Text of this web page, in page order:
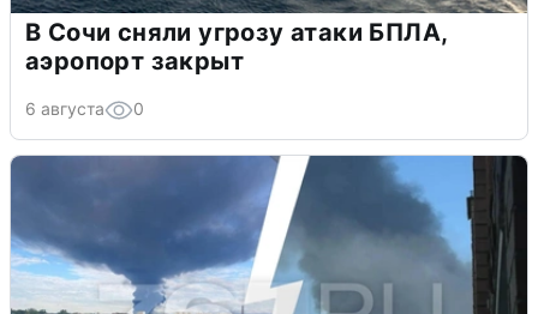
В Сочи сняли угрозу атаки БПЛА,
аэропорт закрыт
6 августа 0